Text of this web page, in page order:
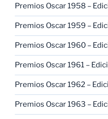
Premios Oscar 1958 –
Premios Oscar 1959 –
Premios Oscar 1960 –
Premios Oscar 1961 –
Premios Oscar 1962 –
Premios Oscar 1963 –